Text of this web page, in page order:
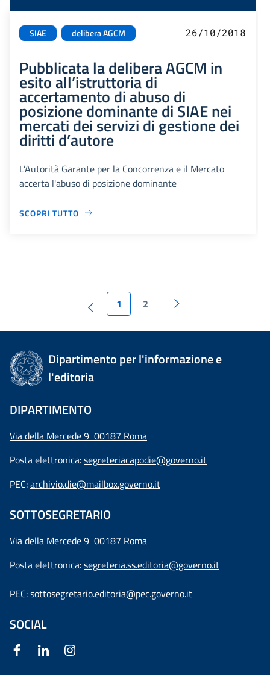
SIAE delibera AGCM 26/10/2018
Pubblicata la delibera AGCM in
esito all’istruttoria di
accertamento di abuso di
posizione dominante di SIAE nei
mercati dei servizi di gestione dei
diritti d’autore
L’Autorità Garante per la Concorrenza e il Mercato
accerta l'abuso di posizione dominante
SCOPRI TUTTO
1 2
Dipartimento per l'informazione e
l'editoria
DIPARTIMENTO
Via della Mercede 9 00187 Roma
Posta elettronica:segreteriacapodie@governo.it
PEC:archivio.die@mailbox.governo.it
SOTTOSEGRETARIO
Via della Mercede 9 00187 Roma
Posta elettronica:segreteria.ss.editoria@governo.it
PEC:sottosegretario.editoria@pec.governo.it
SOCIAL